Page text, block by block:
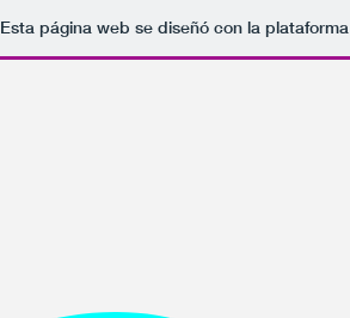
Esta página web se diseñó con la plataforma